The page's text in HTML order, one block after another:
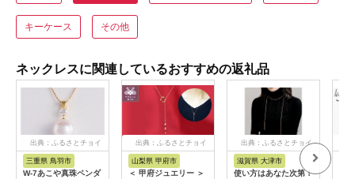
キーケース その他
ネックレスに関連しているおすすめの返礼品
出典：ふるさとチョイ
三重県 鳥羽市
W-7あこや真珠ペンダ
出典：ふるさとチョイ
山梨県 甲府市
＜ 甲府ジュエリー ＞
出典：ふるさとチョイ
滋賀県 大津市
使い方はあなた次第！